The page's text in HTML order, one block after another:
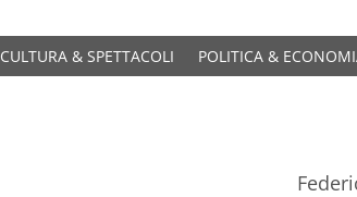
CULTURA & SPETTACOLI POLITICA &